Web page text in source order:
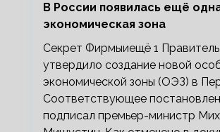
В России появилась ещё
экономическая зона
Секрет Фирмыиещё 1
утвердило создание новой
экономической зоны (ОЭЗ) в
Соответствующее
подписал премьер-министр